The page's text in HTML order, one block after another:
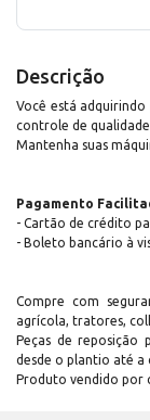
Descrição
Você está
controle de
Mantenha suas
Pagamento
- Cartão de crédito
- Boleto bancário à
Compre com
agrícola, tratores,
Peças de reposição
desde o plantio até a
Produto vendido por